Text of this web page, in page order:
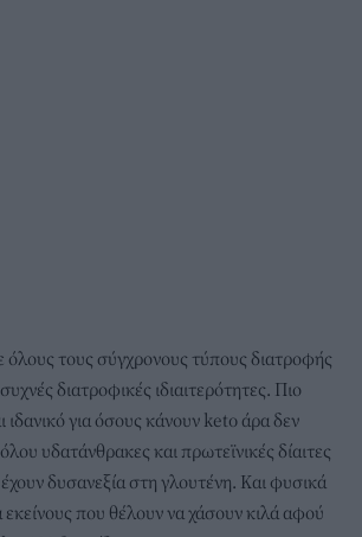
όλους τους σύγχρονους τύπους διατροφής
διατροφικές ιδιαιτερότητες. Πιο
ιδανικό για όσους κάνουν keto άρα δεν
υδατάνθρακες και πρωτεϊνικές δίαιτες
δυσανεξία στη γλουτένη. Και φυσικά
εκείνους που θέλουν να χάσουν κιλά αφού